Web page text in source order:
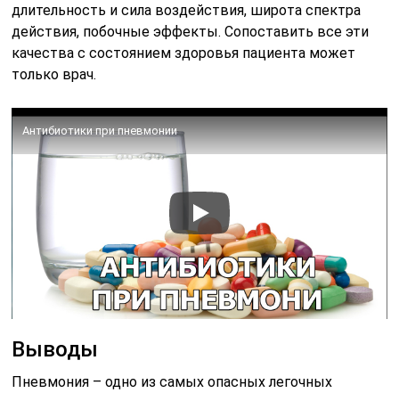
длительность и сила воздействия, широта спектра
действия, побочные эффекты. Сопоставить все эти
качества с состоянием здоровья пациента может
только врач.
Антибиотики при пневмонии
Выводы
Пневмония – одно из самых опасных легочных